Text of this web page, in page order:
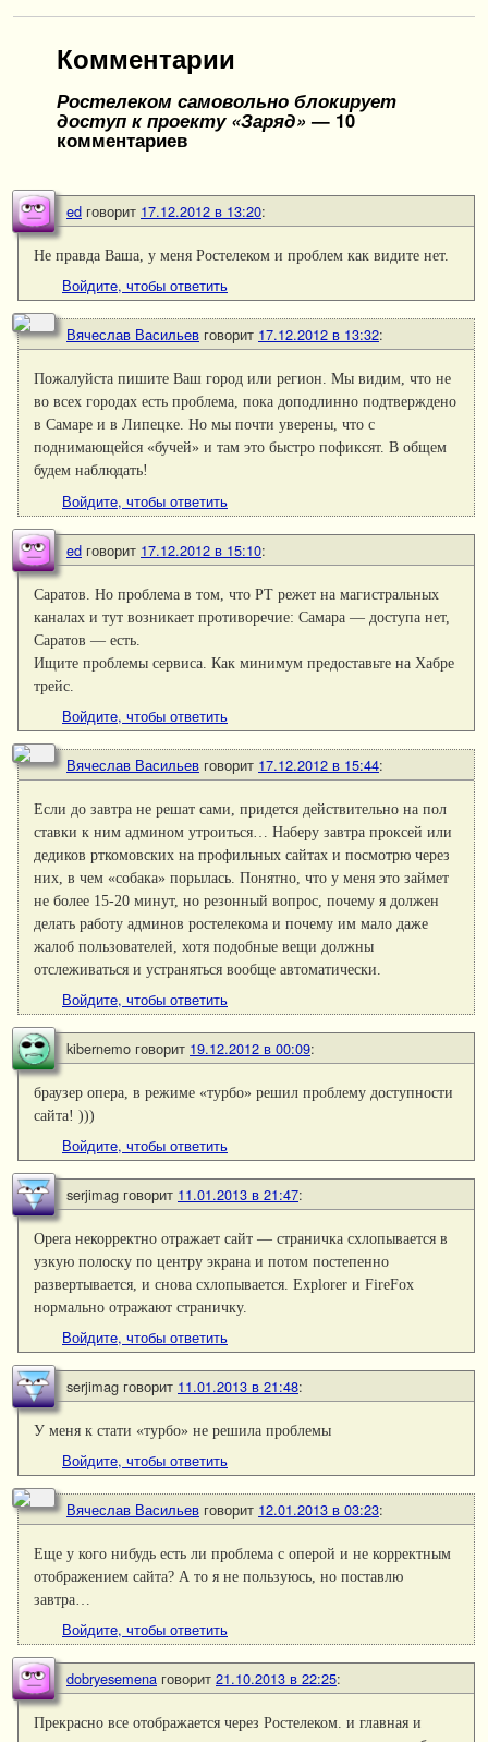
Комментарии
Ростелеком самовольно блокирует
доступ к проекту «Заряд» — 10
комментариев
ed говорит 17.12.2012 в 13:20:
Не правда Ваша, у меня Ростелеком и проблем как видите нет.
Войдите, чтобы ответить
Вячеслав Васильев говорит 17.12.2012 в 13:32:
Пожалуйста пишите Ваш город или регион. Мы видим, что не
во всех городах есть проблема, пока доподлинно подтверждено
в Самаре и в Липецке. Но мы почти уверены, что с
поднимающейся «бучей» и там это быстро пофиксят. В общем
будем наблюдать!
Войдите, чтобы ответить
ed говорит 17.12.2012 в 15:10:
Саратов. Но проблема в том, что РТ режет на магистральных
каналах и тут возникает противоречие: Самара — доступа нет,
Саратов — есть.
Ищите проблемы сервиса. Как минимум предоставьте на Хабре
трейс.
Войдите, чтобы ответить
Вячеслав Васильев говорит 17.12.2012 в 15:44:
Если до завтра не решат сами, придется действительно на пол
ставки к ним админом утроиться… Наберу завтра проксей или
дедиков рткомовских на профильных сайтах и посмотрю через
них, в чем «собака» порылась. Понятно, что у меня это займет
не более 15-20 минут, но резонный вопрос, почему я должен
делать работу админов ростелекома и почему им мало даже
жалоб пользователей, хотя подобные вещи должны
отслеживаться и устраняться вообще автоматически.
Войдите, чтобы ответить
kibernemo говорит 19.12.2012 в 00:09:
браузер опера, в режиме «турбо» решил проблему доступности
сайта! )))
Войдите, чтобы ответить
serjimag говорит 11.01.2013 в 21:47:
Opera некорректно отражает сайт — страничка схлопывается в
узкую полоску по центру экрана и потом постепенно
развертывается, и снова схлопывается. Explorer и FireFox
нормально отражают страничку.
Войдите, чтобы ответить
serjimag говорит 11.01.2013 в 21:48:
У меня к стати «турбо» не решила проблемы
Войдите, чтобы ответить
Вячеслав Васильев говорит 12.01.2013 в 03:23:
Еще у кого нибудь есть ли проблема с оперой и не корректным
отображением сайта? А то я не пользуюсь, но поставлю
завтра…
Войдите, чтобы ответить
dobryesemena говорит 21.10.2013 в 22:25:
Прекрасно все отображается через Ростелеком. и главная и